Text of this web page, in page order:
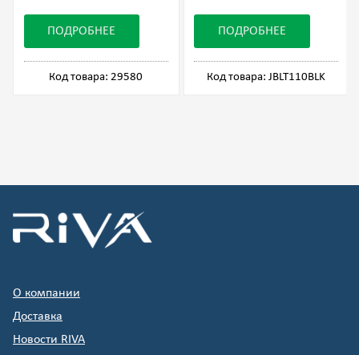
ПОДРОБНЕЕ
Код товара: 29580
ПОДРОБНЕЕ
Код товара: JBLT110BLK
О компании
Доставка
Новости RIVA